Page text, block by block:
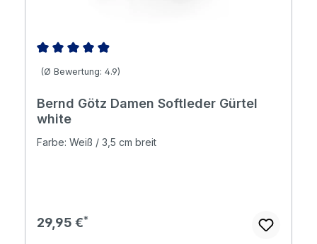
Durchschnittliche Bewertung von 4.88 von 5 Sternen
(Ø Bewertung: 4.9)
Bernd Götz Damen Softleder Gürtel
white
Farbe: Weiß / 3,5 cm breit
Regulärer Preis:
29,95 €